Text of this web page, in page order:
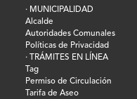
· MUNICIPALIDAD
Alcalde
Autoridades Comunales
Políticas de Privacidad
· TRÁMITES EN LÍNEA
Tag
Permiso de Circulación
Tarifa de Aseo